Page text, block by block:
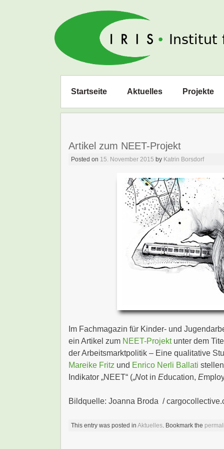
IRIS e. V.
Zum
springen
Startseite Aktuelles Projekte
Artikel zum NEET-Projekt
Posted on 15. November 2015 by Katrin Borsdorf
Im Fachmagazin für Kinder- und
ein Artikel zum NEET-Projektunter dem
der Arbeitsmarktpolitik – Eine qualitative
Mareike Fritz und Enrico Nerli Ballati
Indikator „NEET“ („Not in Education, E
Bildquelle: Joanna Broda /
This entry was posted in Aktuelles. Bookmark the